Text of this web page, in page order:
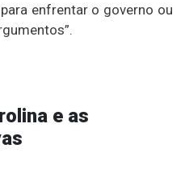
enfrentar o governo ou
e as